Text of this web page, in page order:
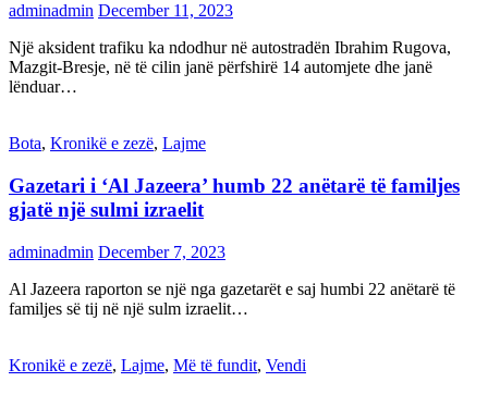
adminadmin December 11, 2023
Një aksident trafiku ka ndodhur në autostradën Ibrahim Rugova,
Mazgit-Bresje, në të cilin janë përfshirë 14 automjete dhe janë
lënduar…
Bota, Kronikë e zezë, Lajme
Gazetari i ‘Al Jazeera’ humb 22 anëtarë të familjes
gjatë një sulmi izraelit
adminadmin December 7, 2023
Al Jazeera raporton se një nga gazetarët e saj humbi 22 anëtarë të
familjes së tij në një sulm izraelit…
Kronikë e zezë, Lajme, Më të fundit, Vendi